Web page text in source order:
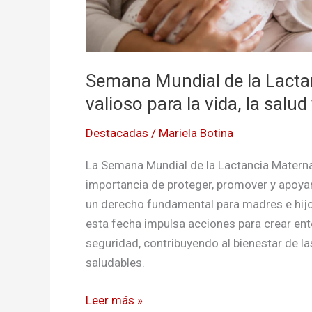
Semana Mundial de la
valioso para la vida, la
Destacadas / Mariela Botina
La Semana Mundial de la Lactancia
importancia de proteger, promover y
un derecho fundamental para madres e
esta fecha impulsa acciones para crear
seguridad, contribuyendo al bienestar de
saludables.
y
futuro
millones
de
niños
Leer más »